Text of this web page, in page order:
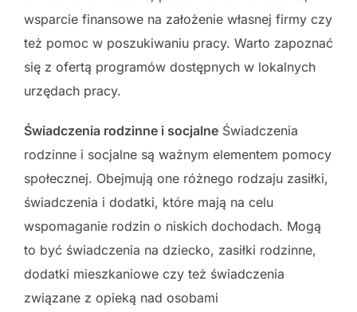
wsparcie finansowe na założenie własnej firmy czy
też pomoc w poszukiwaniu pracy. Warto zapoznać
się z ofertą programów dostępnych w lokalnych
urzędach pracy.
Świadczenia rodzinne i socjalne Świadczenia
rodzinne i socjalne są ważnym elementem pomocy
społecznej. Obejmują one różnego rodzaju zasiłki,
świadczenia i dodatki, które mają na celu
wspomaganie rodzin o niskich dochodach. Mogą
to być świadczenia na dziecko, zasiłki rodzinne,
dodatki mieszkaniowe czy też świadczenia
związane z opieką nad osobami